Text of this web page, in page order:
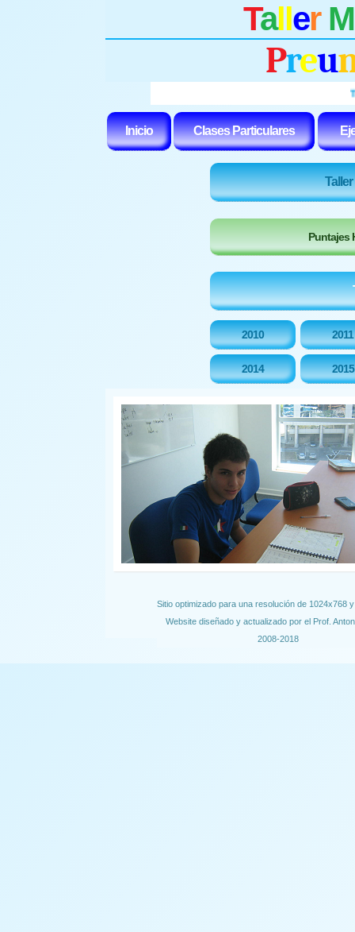
Taller M
Preu
Inicio Clases Particulares
Puntajes
2010 2011
2014 2015
Sitio optimizado para una resolución de 1024x768
Website diseñado y actualizado por el Prof.
2008-2018